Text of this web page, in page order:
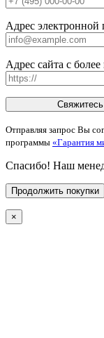
Адрес электронной
Адрес сайта с
Отправляя запрос Вы
программы «Гарантия
Спасибо! Наш
Продолжить покупки
×